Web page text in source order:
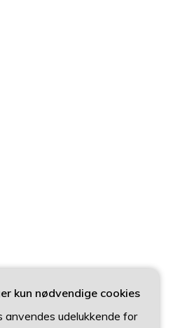
kun nødvendige cookies
anvendes udelukkende for